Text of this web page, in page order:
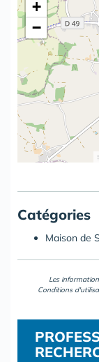
+
−
Catégories
Maison de
Les
Conditions